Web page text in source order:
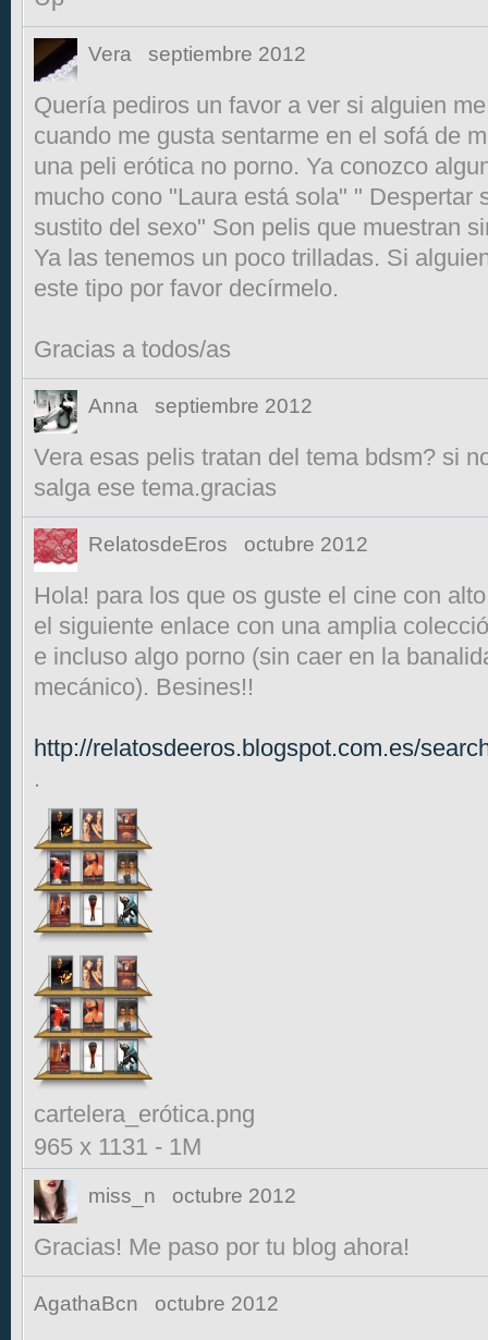
Vera septiembre 2012
Quería pediros un favor a ver si alguien
cuando me gusta sentarme en el sofá de
una peli erótica no porno. Ya conozco
mucho cono "Laura está sola" " Despertar
sustito del sexo" Son pelis que muestran
Ya las tenemos un poco trilladas. Si
este tipo por favor decírmelo.
Gracias a todos/as
Anna septiembre 2012
Vera esas pelis tratan del tema bdsm? si
salga ese tema.gracias
RelatosdeEros octubre 2012
Hola! para los que os guste el cine con
el siguiente enlace con una amplia
e incluso algo porno (sin caer en la
mecánico). Besines!!
http://relatosdeeros.blogspot.com.es/
.
cartelera_erótica.png
965 x 1131 - 1M
miss_n octubre 2012
Gracias! Me paso por tu blog ahora!
AgathaBcn octubre 2012